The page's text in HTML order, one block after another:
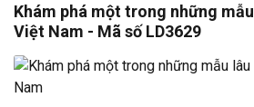
Khám phá một trong những
Việt Nam - Mã số LD3629